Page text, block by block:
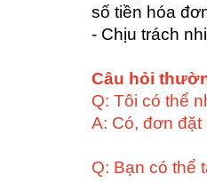
số tiền hóa
- Chịu trách
Câu hỏi
Q: Tôi có thể
A: Có, đơn
Q: Bạn có thể